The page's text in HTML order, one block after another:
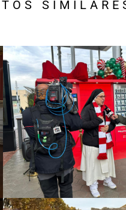
Giving
Estrategia de